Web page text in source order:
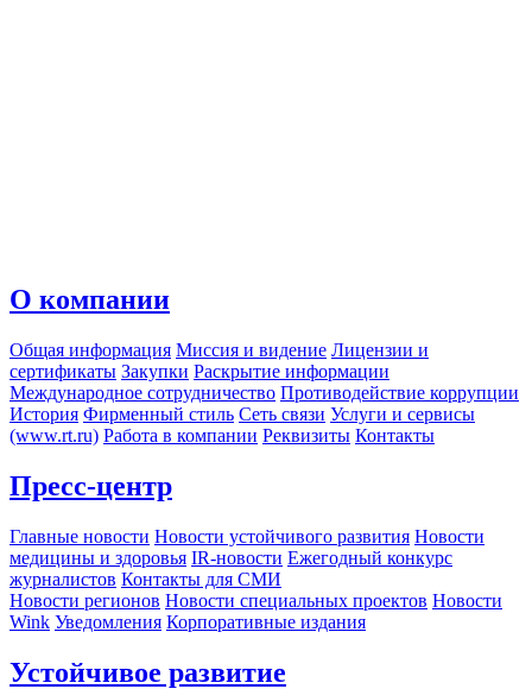
О компании
Общая информация Миссия и видение Лицензии и
сертификаты Закупки Раскрытие информации
Международное сотрудничество Противодействие коррупции
История Фирменный стиль Сеть связи Услуги и сервисы
(www.rt.ru) Работа в компании Реквизиты Контакты
Пресс-центр
Главные новости Новости устойчивого развития Новости
медицины и здоровья IR-новости Ежегодный конкурс
журналистов Контакты для СМИ
Новости регионов Новости специальных проектов Новости
Wink Уведомления Корпоративные издания
Устойчивое развитие